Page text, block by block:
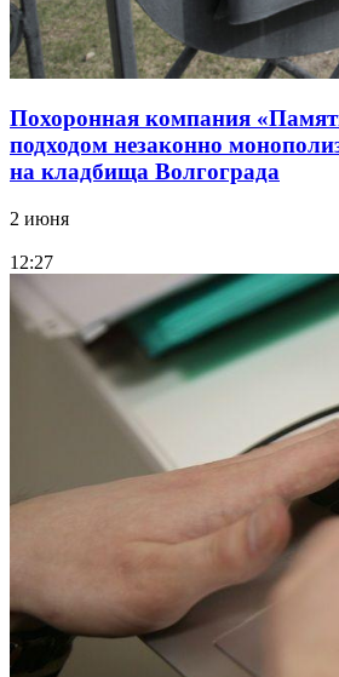
Похоронная компания
подходом незаконно
на кладбища Волгограда
2 июня
12:27